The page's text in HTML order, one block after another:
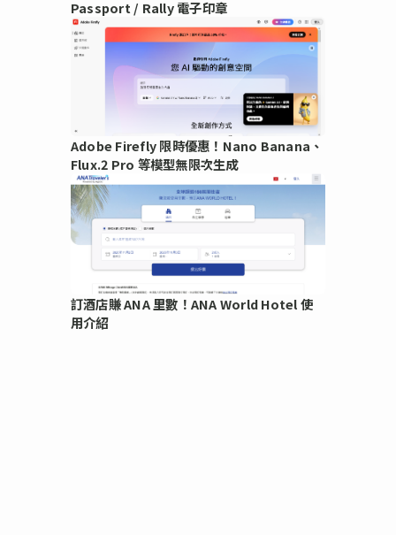
Passport / Rally 電子印章
Adobe Firefly 限時優惠！Nano Banana、
Flux.2 Pro 等模型無限次生成
訂酒店賺 ANA 里數！ANA World Hotel 使
用介紹